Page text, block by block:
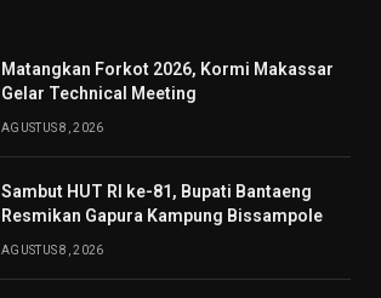
Matangkan Forkot 2026, Kormi Makassar
Gelar Technical Meeting
AGUSTUS 8, 2026
Sambut HUT RI ke-81, Bupati Bantaeng
Resmikan Gapura Kampung Bissampole
AGUSTUS 8, 2026